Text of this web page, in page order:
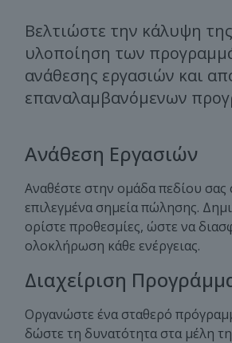
Βελτιώστε την κάλυψη
υλοποίηση των
ανάθεσης εργασιών και
επαναλαμβανόμενων
Ανάθεση Εργασιών
Αναθέστε στην ομάδα πεδίου σας
επιλεγμένα σημεία πώλησης.
ορίστε προθεσμίες, ώστε να
ολοκλήρωση κάθε ενέργειας.
Διαχείριση
Οργανώστε ένα σταθερό
δώστε τη δυνατότητα στα μέλη